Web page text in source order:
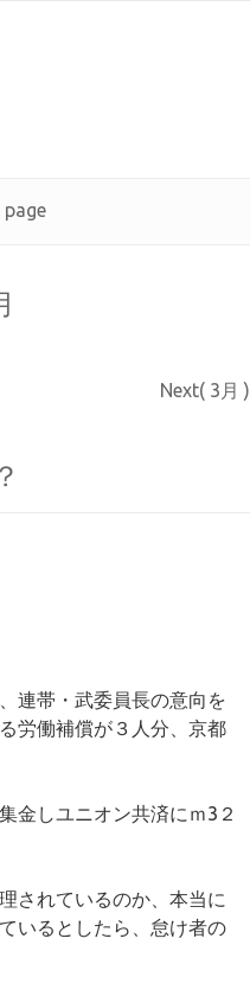
page
Next( 3月 )
連帯・武委員長の意向を
労働補償が３人分、京都
金しユニオン共済にｍ3２
されているのか、本当に
いるとしたら、怠け者の